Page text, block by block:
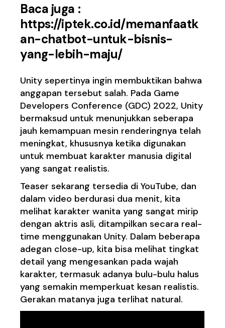
Baca juga :
https://iptek.co.id/memanfaatk
an-chatbot-untuk-bisnis-
yang-lebih-maju/
Unity sepertinya ingin membuktikan bahwa
anggapan tersebut salah. Pada Game
Developers Conference (GDC) 2022, Unity
bermaksud untuk menunjukkan seberapa
jauh kemampuan mesin renderingnya telah
meningkat, khususnya ketika digunakan
untuk membuat karakter manusia digital
yang sangat realistis.
Teaser sekarang tersedia di YouTube, dan
dalam video berdurasi dua menit, kita
melihat karakter wanita yang sangat mirip
dengan aktris asli, ditampilkan secara real-
time menggunakan Unity. Dalam beberapa
adegan close-up, kita bisa melihat tingkat
detail yang mengesankan pada wajah
karakter, termasuk adanya bulu-bulu halus
yang semakin memperkuat kesan realistis.
Gerakan matanya juga terlihat natural.